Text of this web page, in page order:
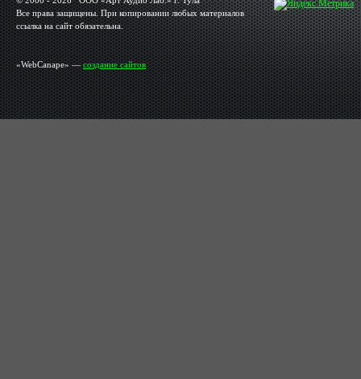
Все права защищены. При копировании любых материалов
ссылка на сайт обязательна.
«WebCanape» —создание сайтов